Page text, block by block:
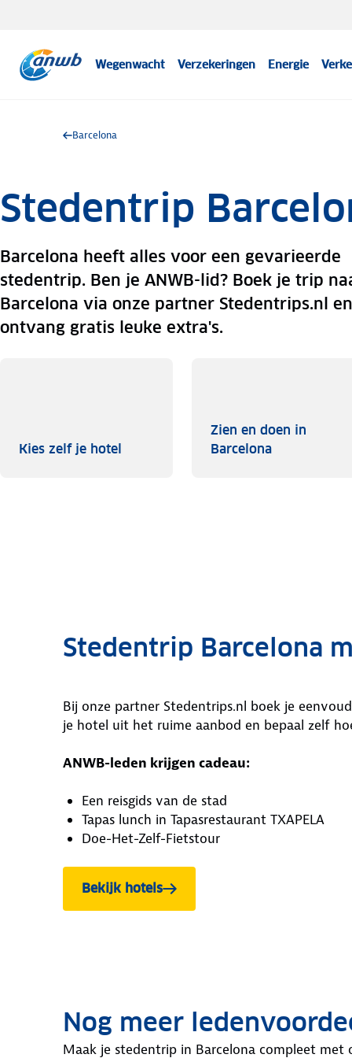
Wegenwacht Verzekeringen Energie
Barcelona
Stedentrip
Barcelona heeft alles voor een gevarieerde
stedentrip. Ben je ANWB-lid? Boek je trip
Barcelona via onze partner Stedentrips.nl en
ontvang gratis leuke extra's.
Kies zelf je hotel Kies zelf je hotel
Zien en doen in
BarcelonaZien en
Stedentrip Barcelona
Bij onze partner Stedentrips.nl boek je
je hotel uit het ruime aanbod en bepaal zelf
ANWB-leden krijgen cadeau:
Een reisgids van de stad
Tapas lunch in Tapasrestaurant TXAPELA
Doe-Het-Zelf-Fietstour
Bekijk hotelsin Barcelona
Nog meer
Maak je stedentrip in Barcelona compleet met